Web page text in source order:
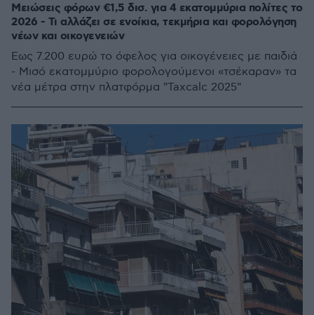
Μειώσεις φόρων €1,5 δισ. για 4 εκατομμύρια πολίτες το
2026 - Τι αλλάζει σε ενοίκια, τεκμήρια και φορολόγηση
νέων και οικογενειών
Έως 7.200 ευρώ το όφελος για οικογένειες με παιδιά
- Μισό εκατομμύριο φορολογούμενοι «τσέκαραν» τα
νέα μέτρα στην πλατφόρμα "Taxcalc 2025"